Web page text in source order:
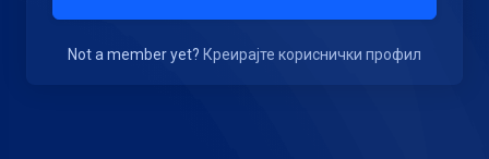
Not a member yet? Креирајте кориснички профил